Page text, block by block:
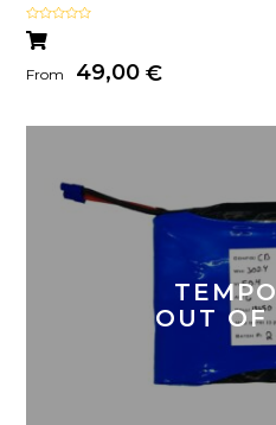
Rated
out of 5
From 49,00€
OUT OF